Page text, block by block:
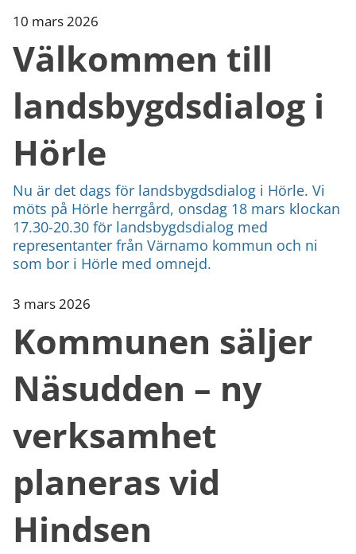
10 mars 2026
Välkommen till
landsbygdsdialog i
Hörle
Nu är det dags för landsbygdsdialog i Hörle. Vi
möts på Hörle herrgård, onsdag 18 mars klockan
17.30-20.30 för landsbygdsdialog med
representanter från Värnamo kommun och ni
som bor i Hörle med omnejd.
3 mars 2026
Kommunen säljer
Näsudden – ny
verksamhet
planeras vid
Hindsen